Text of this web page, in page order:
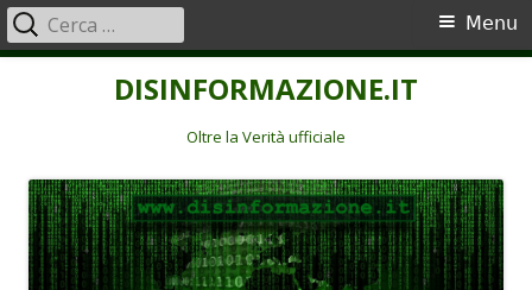
DISINFORMAZIONE.IT
Oltre la Verità ufficiale
Menu
principale
Menu
Ricerca
per: